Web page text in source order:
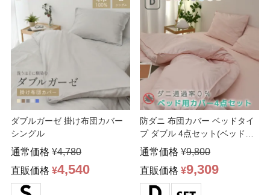
ダブルガーゼ 掛け布団カバー
シングル
通常価格 ¥4,780
直販価格 ¥4,540
防ダニ 布団カバー ベッドタイ
プ ダブル 4点セット(ベッドシ
ーツ/敷き布団カバ
通常価格 ¥9,800
直販価格 ¥9,309